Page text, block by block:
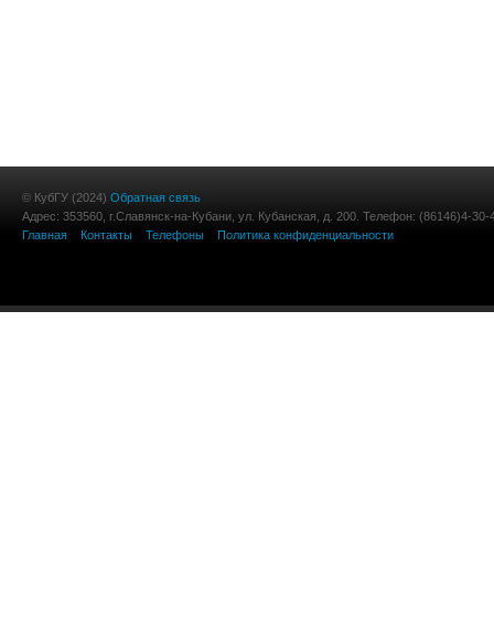
© КубГУ (2024) Обратная связь
Адрес: 353560, г.Славянск-на-Кубани, ул. Кубанская, д. 200. Телефон: (86146)4-30-
Главная
Контакты Телефоны Политика конфиденциальности